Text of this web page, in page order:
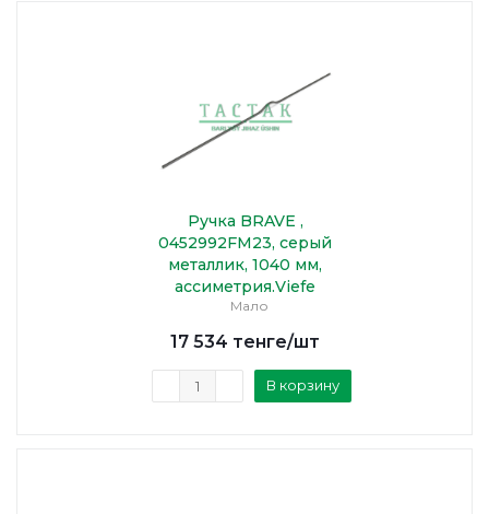
Ручка BRAVE ,
0452992FM23, серый
металлик, 1040 мм,
ассиметрия.Viefe
Мало
17 534 тенге/шт
В корзину